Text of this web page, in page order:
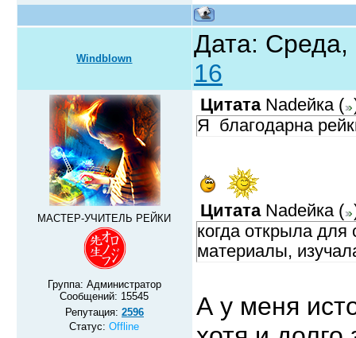
Windblown
Дата:
16
МАСТЕР-УЧИТЕЛЬ РЕЙКИ
Группа: Администратор
Сообщений: 15545
Репутация: 2596
Статус:Offline
Цитата Nadeйка (
Я благодарна
Цитата Nadeйка (
когда открыла
материалы,
А у меня